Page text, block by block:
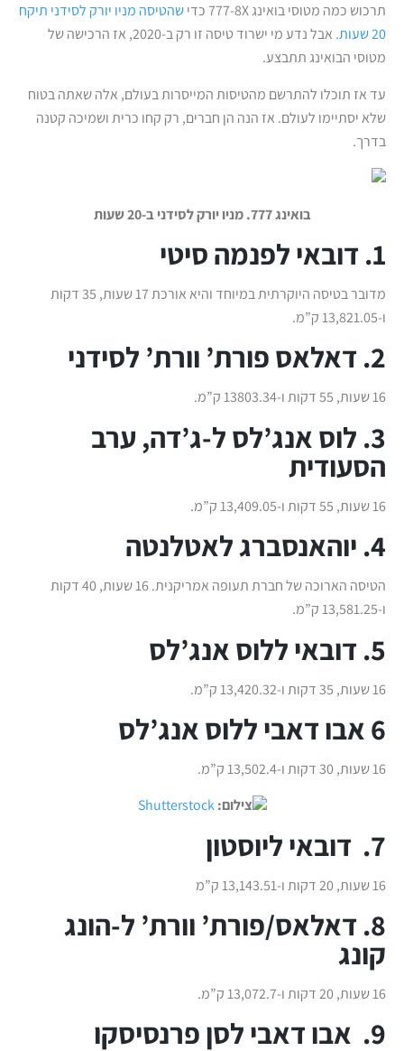
תרכוש כמה מטוסי בואינג 777-8X כדי
שהטיסה מניו יורק לסידני תיקח
20 שעות.
אבל נדע מי ישרוד טיסה זו רק ב-2020, אז הרכישה של
מטוסי הבואינג תתבצע.
עד אז תוכלו להתרשם מהטיסות המייסרות בעולם, אלה שאתה בטוח
שלא יסתיימו לעולם. אז הנה הן חברים, רק קחו כרית ושמיכה קטנה
בדרך.
בואינג 777. מניו יורק לסידני ב-20 שעות
1. דובאי לפנמה סיטי
מדובר בטיסה היוקרתית במיוחד והיא אורכת 17 שעות, 35 דקות
ו-13,821.05 ק”מ.
2. דאלאס פורת’ וורת’ לסידני
16 שעות, 55 דקות ו-13803.34 ק”מ.
3. לוס אנג’לס ל-ג’דה, ערב
הסעודית
16 שעות, 55 דקות ו-13,409.05 ק”מ.
4. יוהאנסברג לאטלנטה
הטיסה הארוכה של חברת תעופה אמריקנית. 16 שעות, 40 דקות
ו-13,581.25 ק”מ.
5. דובאי ללוס אנג’לס
16 שעות, 35 דקות ו-13,420.32 ק”מ.
6 אבו דאבי ללוס אנג’לס
16 שעות, 30 דקות ו-13,502.4 ק”מ.
צילום:Shutterstock
7. דובאי ליוסטון
16 שעות, 20 דקות ו-13,143.51 ק”מ
8. דאלאס/פורת’ וורת’ ל-הונג
קונג
16 שעות, 20 דקות ו-13,072.7 ק”מ.
9. אבו דאבי לסן פרנסיסקו